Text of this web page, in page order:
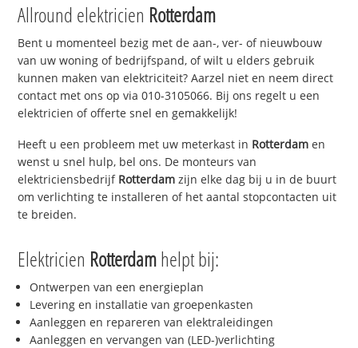
Allround elektricien Rotterdam
Bent u momenteel bezig met de aan-, ver- of nieuwbouw
van uw woning of bedrijfspand, of wilt u elders gebruik
kunnen maken van elektriciteit? Aarzel niet en neem direct
contact met ons op via 010-3105066. Bij ons regelt u een
elektricien of offerte snel en gemakkelijk!
Heeft u een probleem met uw meterkast in Rotterdam en
wenst u snel hulp, bel ons. De monteurs van
elektriciensbedrijf Rotterdam zijn elke dag bij u in de buurt
om verlichting te installeren of het aantal stopcontacten uit
te breiden.
Elektricien Rotterdamhelpt bij:
Ontwerpen van een energieplan
Levering en installatie van groepenkasten
Aanleggen en repareren van elektraleidingen
Aanleggen en vervangen van (LED-)verlichting